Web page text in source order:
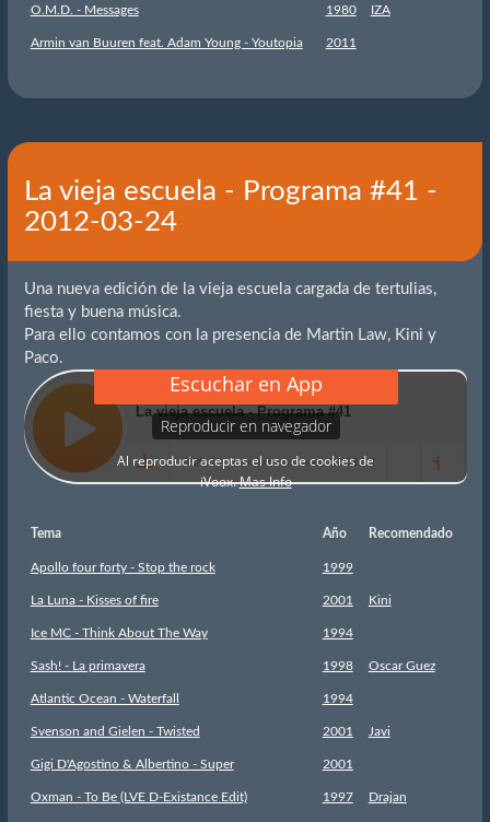
O.M.D. - Messages 1980 IZA
Armin van Buuren feat. Adam Young - Youtopia 2011
La vieja escuela - Programa #41 -
2012-03-24
Una nueva edición de la vieja escuela cargada de tertulias,
fiesta y buena música.
Para ello contamos con la presencia de Martin Law, Kini y
Paco.
Tema Año Recomendado
Apollo four forty - Stop the rock 1999
La Luna - Kisses of fire 2001 Kini
Ice MC - Think About The Way 1994
Sash! - La primavera 1998 Oscar Guez
Atlantic Ocean - Waterfall 1994
Svenson and Gielen - Twisted 2001 Javi
Gigi D'Agostino & Albertino - Super 2001
Oxman - To Be (LVE D-Existance Edit) 1997 Drajan